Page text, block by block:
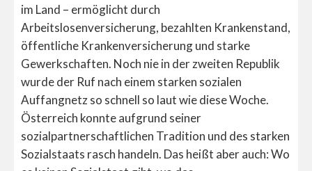
im Land – ermöglicht durch
Arbeitslosenversicherung, bezahlten Krankenstand,
öffentliche Krankenversicherung und starke
Gewerkschaften. Noch nie in der zweiten Republik
wurde der Ruf nach einem starken sozialen
Auffangnetz so schnell so laut wie diese Woche.
Österreich konnte aufgrund seiner
sozialpartnerschaftlichen Tradition und des starken
Sozialstaats rasch handeln. Das heißt aber auch: Wo